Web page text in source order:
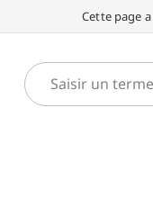
Cette page